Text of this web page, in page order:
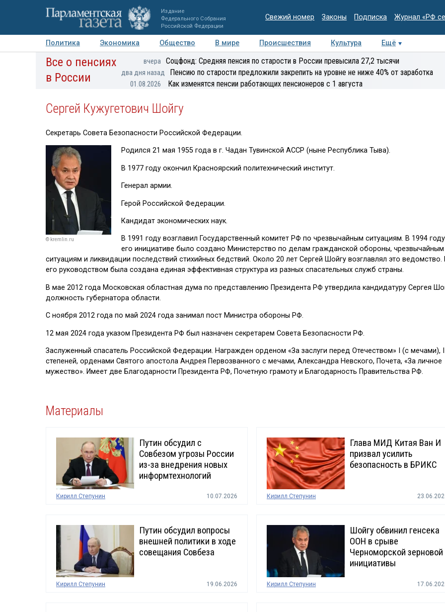
Издание
Федерального Собрания
Российской Федерации
Свежий номер Законы Подписка Журнал «РФ
Политика Экономика Общество В мире Происшествия Культура
Ещё
Авторы Персоны Мнения Регионы Медиацентр Интервью Колумнисты
Все о пенсиях
в России
вчера Соцфонд: Средняя пенсия по старости в России превысила 27,2 тысячи
два дня назад Пенсию по старости предложили закрепить на уровне не ниже 40% от заработка
01.08.2026 Как изменятся пенсии работающих пенсионеров с 1 августа
Сергей Кужугетович Шойгу
Секретарь Совета Безопасности Российской Федерации.
© kremlin.ru
Родился 21 мая 1955 года в г. Чадан Тувинской АССР (ныне Республика Тыва).
В 1977 году окончил Красноярский политехнический институт.
Генерал армии.
Герой Российской Федерации.
Кандидат экономических наук.
В 1991 году возглавил Государственный комитет РФ по чрезвычайным ситуациям. В 1994
его инициативе было создано Министерство по делам гражданской обороны, чрезвычайным
ситуациям и ликвидации последствий стихийных бедствий. Около 20 лет Сергей Шойгу возглавлял это ведомство.
его руководством была создана единая эффективная структура из разных спасательных служб страны.
В мае 2012 года Московская областная дума по представлению Президента РФ утвердила кандидатуру Сергея
должность губернатора области.
С ноября 2012 года по май 2024 года занимал пост Министра обороны РФ.
12 мая 2024 года указом Президента РФ был назначен секретарем Совета Безопасности РФ.
Заслуженный спасатель Российской Федерации. Награжден орденом «За заслуги перед Отечеством» I (с мечами),
степеней, орденами Святого апостола Андрея Первозванного с мечами, Александра Невского, Почета, «За личное
мужество». Имеет две Благодарности Президента РФ, Почетную грамоту и Благодарность Правительства РФ.
Материалы
Путин обсудил с
Совбезом угрозы России
из-за внедрения новых
информтехнологий
Кирилл Степунин 10.07.2026
Глава МИД Китая Ван И
призвал усилить
безопасность в БРИКС
Кирилл Степунин
Путин обсудил вопросы
внешней политики в ходе
совещания Совбеза
Кирилл Степунин 19.06.2026
Шойгу обвинил генсека
ООН в срыве
Черноморской зерновой
инициативы
Кирилл Степунин